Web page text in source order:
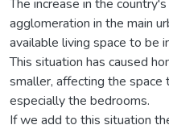
The increase in the
agglomeration in the main
available living space to be
This situation has caused
smaller, affecting the
especially the bedrooms.
If we add to this situation